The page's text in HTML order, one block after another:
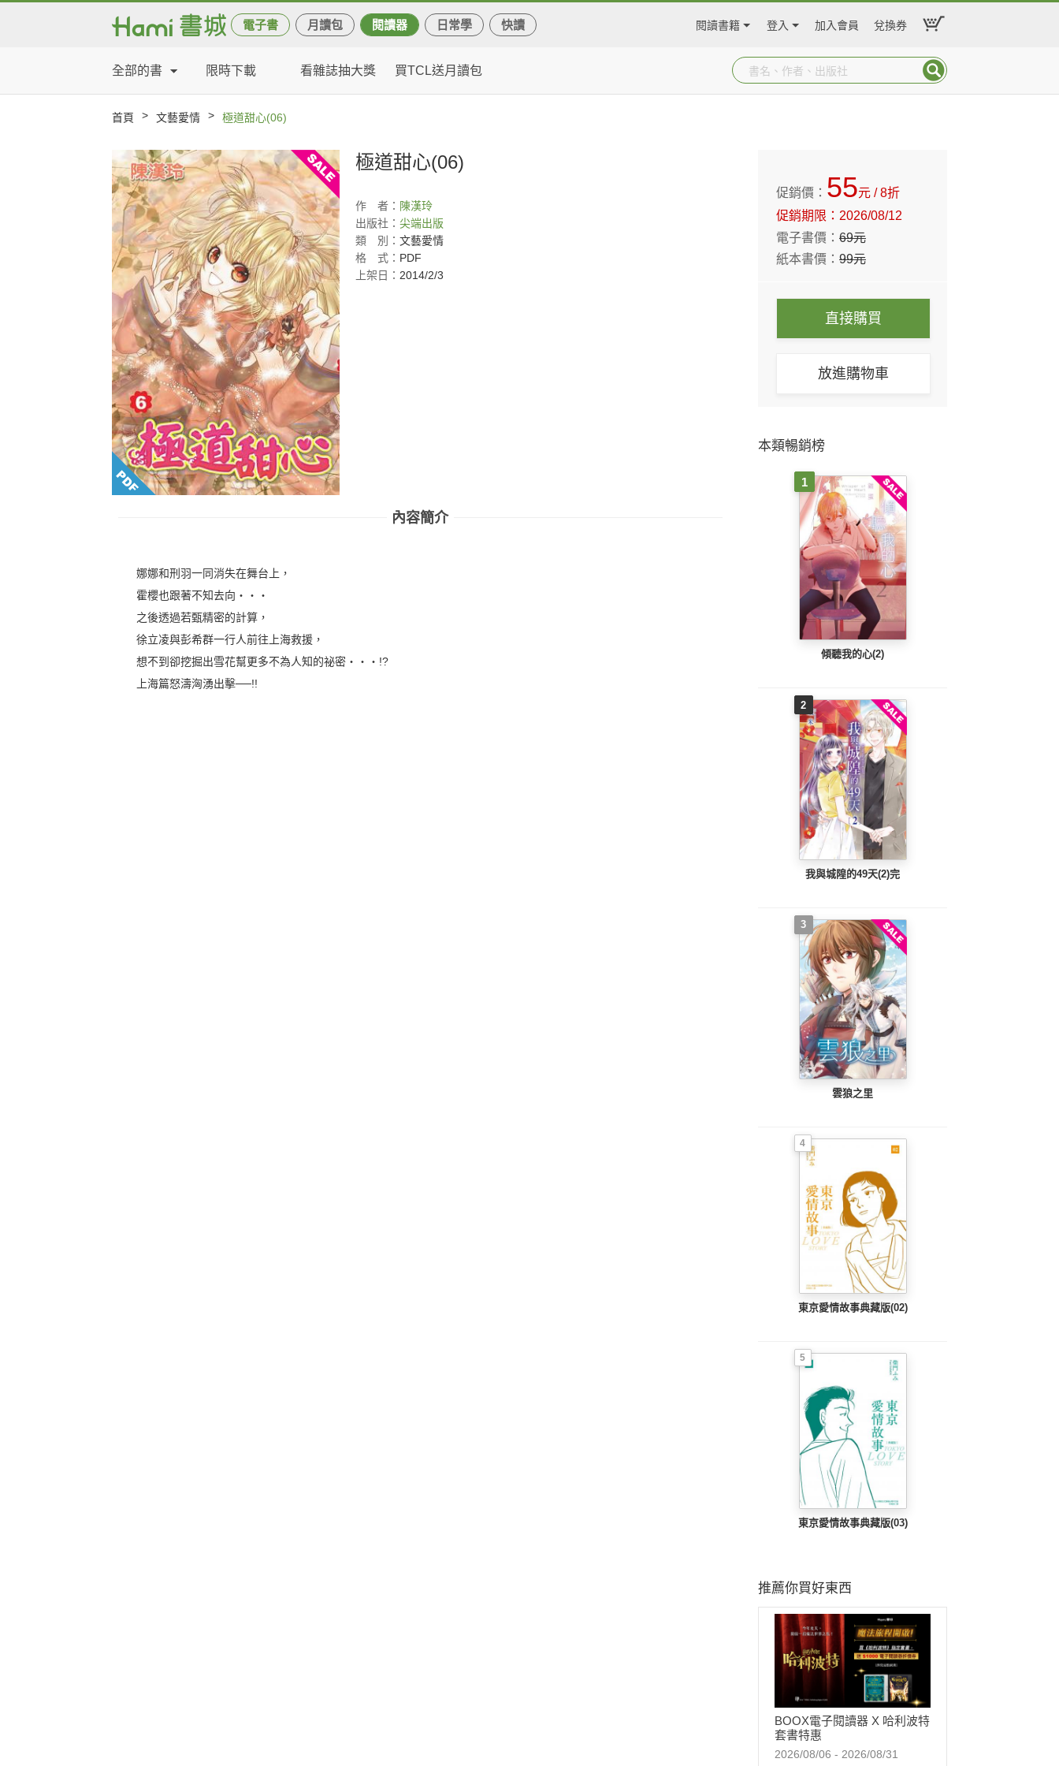
電子書 月讀包 閱讀器 日常學 快讀 閱讀書籍 登入 加入會員 兌換券
全部的書 限時下載 看雜誌抽大獎 買TCL送月讀包
首頁 > 文藝愛情 > 極道甜心(06)
極道甜心(06)
作 者： 陳漢玲
出版社： 尖端出版
類
別： 文藝愛情
格
式： PDF
上架日： 2014/2/3
內容簡介
娜娜和刑羽一同消失在舞台上，
霍櫻也跟著不知去向‧‧‧
之後透過若甄精密的計算，
徐立凌與彭希群一行人前往上海救援，
想不到卻挖掘出雪花幫更多不為人知的祕密‧‧‧!?
上海篇怒濤洶湧出擊──!!
促銷價： 55元/ 8折
促銷期限： 2026/08/12
電子書價：69元
紙本書價：99元
直接購買
放進購物車
本類暢銷榜
1
傾聽我的心(2)
2
我與城隍的49天(2)完
3
雲狼之里
4
東京愛情故事典藏版(02)
5
東京愛情故事典藏版(03)
推薦你買好東西
BOOX電子閱讀器 X 哈利波特
套書特惠
2026/08/06 - 2026/08/31